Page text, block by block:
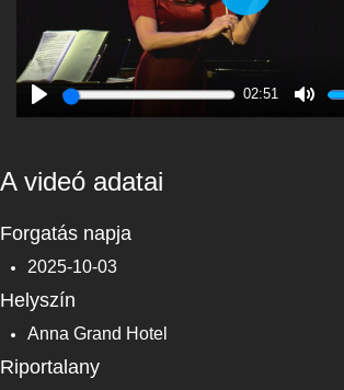
Play
02:51
Mute
Play
A videó adatai
Forgatás napja
2025-10-03
Helyszín
Anna Grand Hotel
Riportalany